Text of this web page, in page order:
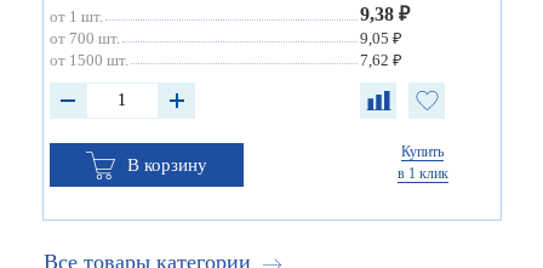
от 1 шт. 9,38 ₽
от 700 шт.
9,05 ₽
от 1500 шт.
7,62 ₽
В корзину
Купить
в 1 клик
Все товары категории